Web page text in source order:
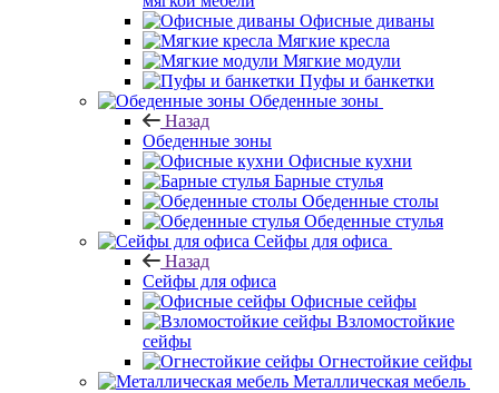
Офисные диваны
Мягкие кресла
Мягкие модули
Пуфы и банкетки
Обеденные зоны
Назад
Обеденные зоны
Офисные кухни
Барные стулья
Обеденные столы
Обеденные стулья
Сейфы для офиса
Назад
Сейфы для офиса
Офисные сейфы
Взломостойкие
сейфы
Огнестойкие сейфы
Металлическая мебель